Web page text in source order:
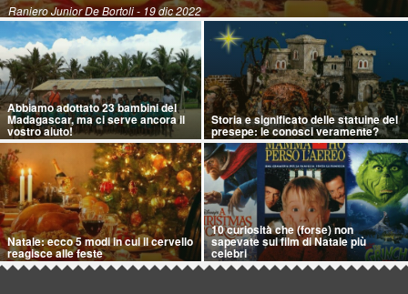
Raniero Junior De Bortoli- 19 dic 2022
Abbiamo adottato 23 bambini del
Madagascar, ma ci serve ancora il
vostro aiuto!
Storia e significato delle statuine del
presepe: le conosci veramente?
Natale: ecco 5 modi in cui il cervello
reagisce alle feste
10 curiosità che (forse) non
sapevate sui film di Natale più
celebri